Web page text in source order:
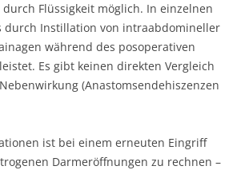
Flüssigkeit möglich. In einzelnen
durch Instillation von intraabdomineller
während des posoperativen
Es gibt keinen direkten Vergleich
(Anastomsendehiszenzen
ist bei einem erneuten Eingriff
Darmeröffnungen zu rechnen –